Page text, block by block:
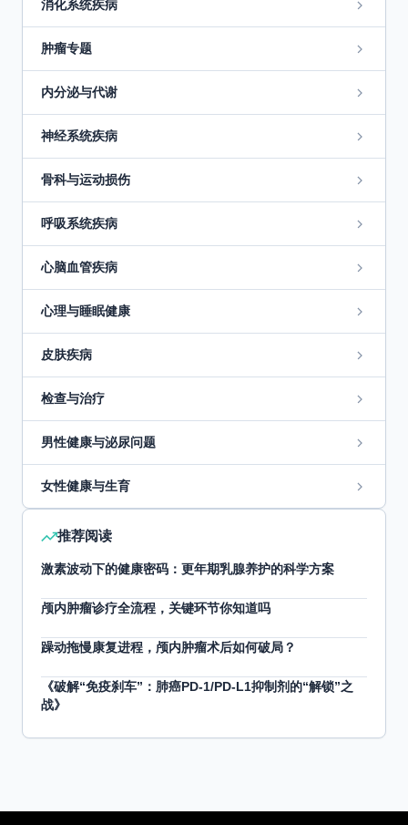
消化系统疾病
肿瘤专题
内分泌与代谢
神经系统疾病
骨科与运动损伤
呼吸系统疾病
心脑血管疾病
心理与睡眠健康
皮肤疾病
检查与治疗
男性健康与泌尿问题
女性健康与生育
推荐阅读
激素波动下的健康密码：更年期乳腺养护的科学方案
颅内肿瘤诊疗全流程，关键环节你知道吗
躁动拖慢康复进程，颅内肿瘤术后如何破局？
《破解“免疫刹车”：肺癌PD-1/PD-L1抑制剂的“解锁”之
战》